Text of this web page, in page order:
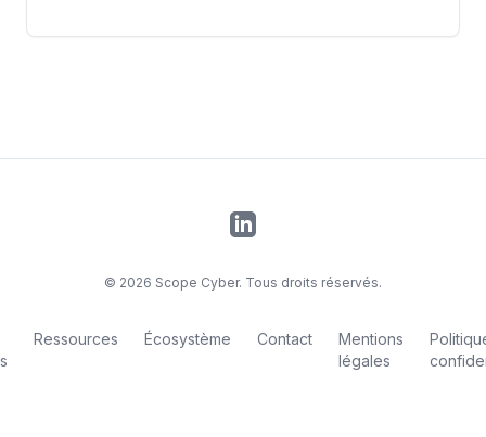
LinkedIn
© 2026 Scope Cyber. Tous droits réservés.
Ressources Écosystème Contact
Mentions
légales